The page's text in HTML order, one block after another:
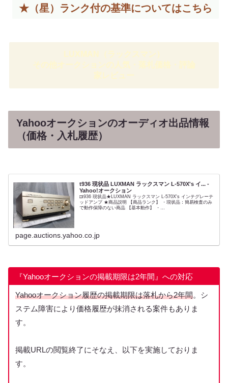
★（星）ランク付の基準についてはこちら
LUXMAN（ラックスマン）
その他オークションの人気・落札価格・評論
家レビュー
Yahooオークションのオーディオ出品情報
（価格・入札履歴）
t936 現状品 LUXMAN ラックスマン L-570X's イ... -
Yahoo!オークション
□t936 現状品★LUXMAN ラックスマン L-570X's インテグレーテ
ッドアンプ ★商品説明 【商品ランク】 ・現状品：簡易検査のみ
で動作保障のない商品 【基本動作】 ・
page.auctions.yahoo.co.jp
『Yahooオークションの掲載期限は2年間』への対応
Yahooオークション履歴の掲載期限は落札から2年間。シ
ステム障害により価格履歴が抹消される案件もありま
す。
掲載URLの閲覧終了にそなえ、以下を実施しておりま
す。